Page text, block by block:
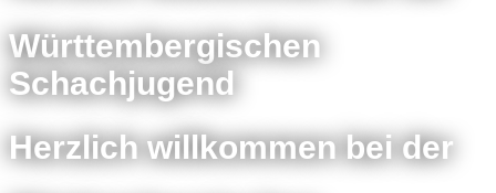
Württembergischen
Schachjugend
Herzlich willkommen bei der